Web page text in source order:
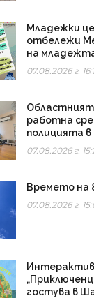
Младежки
отбележи
на
07.08.2026 г.
Областният
работна
полицията в
07.08.2026 г.
Времето на
07.08.2026 г.
гостува в